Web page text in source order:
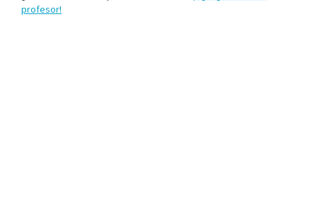
profesor!